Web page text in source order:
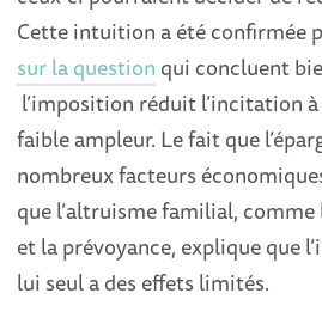
Cette intuition a été confirmée
sur la question qui concluent
l’imposition réduit l’incitation
faible ampleur. Le fait que
nombreux facteurs
que l’altruisme familial, comme
et la prévoyance, explique que
lui seul a des effets limités.